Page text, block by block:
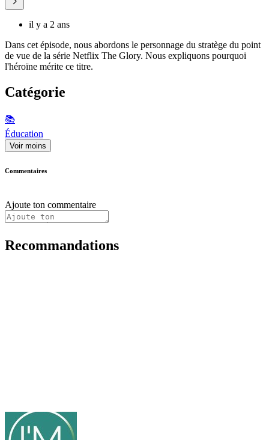
il y a 2 ans
Dans cet épisode, nous abordons le personnage du stratège du point
de vue de la série Netflix The Glory. Nous expliquons pourquoi
l'héroïne mérite ce titre.
Catégorie
📚
Éducation
Voir moins
Commentaires
Ajoute ton commentaire
Recommandations